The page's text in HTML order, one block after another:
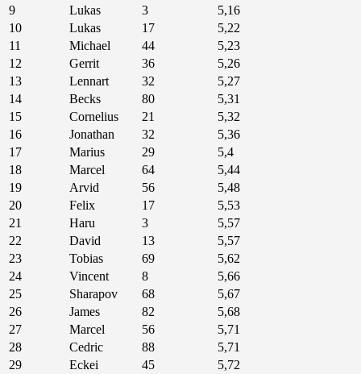
9
Lukas 3
5,16
10
Lukas 17
5,22
11
Michael 44
5,23
12
Gerrit 36
5,26
13
Lennart 32
5,27
14
Becks 80
5,31
15
Cornelius 21
5,32
16
Jonathan 32
5,36
17
Marius 29
5,4
18
Marcel 64
5,44
19
Arvid 56
5,48
20
Felix 17
5,53
21
Haru 3
5,57
22
David 13
5,57
23
Tobias 69
5,62
24
Vincent 8
5,66
25
Sharapov 68
5,67
26
James 82
5,68
27
Marcel 56
5,71
28
Cedric 88
5,71
29
Eckei 45
5,72